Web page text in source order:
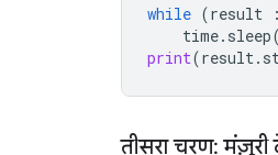
while (result
time. sleep(
print(result.
तीसरा चरण: